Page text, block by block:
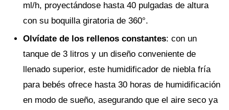
ml/h, proyectándose hasta 40 pulgadas de altura
con su boquilla giratoria de 360°.
Olvídate de los rellenos constantes: con un
tanque de 3 litros y un diseño conveniente de
llenado superior, este humidificador de niebla fría
para bebés ofrece hasta 30 horas de humidificación
en modo de sueño, asegurando que el aire seco ya